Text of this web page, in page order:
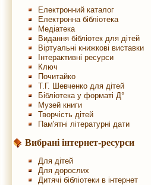
Електронний каталог
Електронна бібліотека
Медіатека
Видання бібліотек для дітей
Віртуальні книжкові виставки
Інтерактивні ресурси
Ключ
Почитайко
Т.Г. Шевченко для дітей
Бібліотека у форматі Д°
Музей книги
Творчість дітей
Пам'ятні літературні дати
Вибрані інтернет-ресурси
Для дітей
Для дорослих
Дитячі бібліотеки в інтернет